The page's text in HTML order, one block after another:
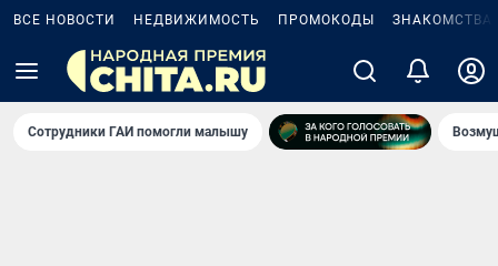
ВСЕ НОВОСТИ НЕДВИЖИМОСТЬ ПРОМОКОДЫ ЗНАКОМСТВА
Сотрудники ГАИ помогли малышу